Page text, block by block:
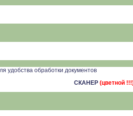
удобства обработки документов
СКАНЕР (цветной